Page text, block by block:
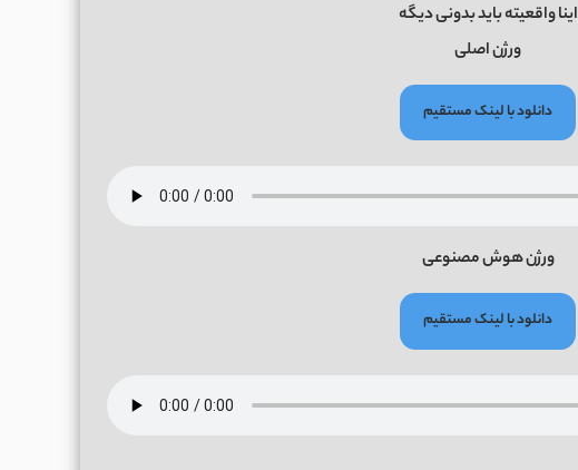
اینا واقعیته باید بدونی دیگه
ورژن اصلی
دانلود با لینک مستقیم
ورژن هوش مصنوعی
دانلود با لینک مستقیم